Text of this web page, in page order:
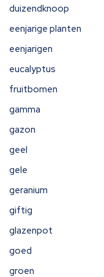
duizendknoop
eenjarige planten
eenjarigen
eucalyptus
fruitbomen
gamma
gazon
geel
gele
geranium
giftig
glazenpot
goed
groen